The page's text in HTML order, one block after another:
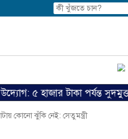
হাজার টাকা পর্যন্ত সুদমুক্ত
কোনো ঝুঁকি নেই: সেতুমন্ত্রী